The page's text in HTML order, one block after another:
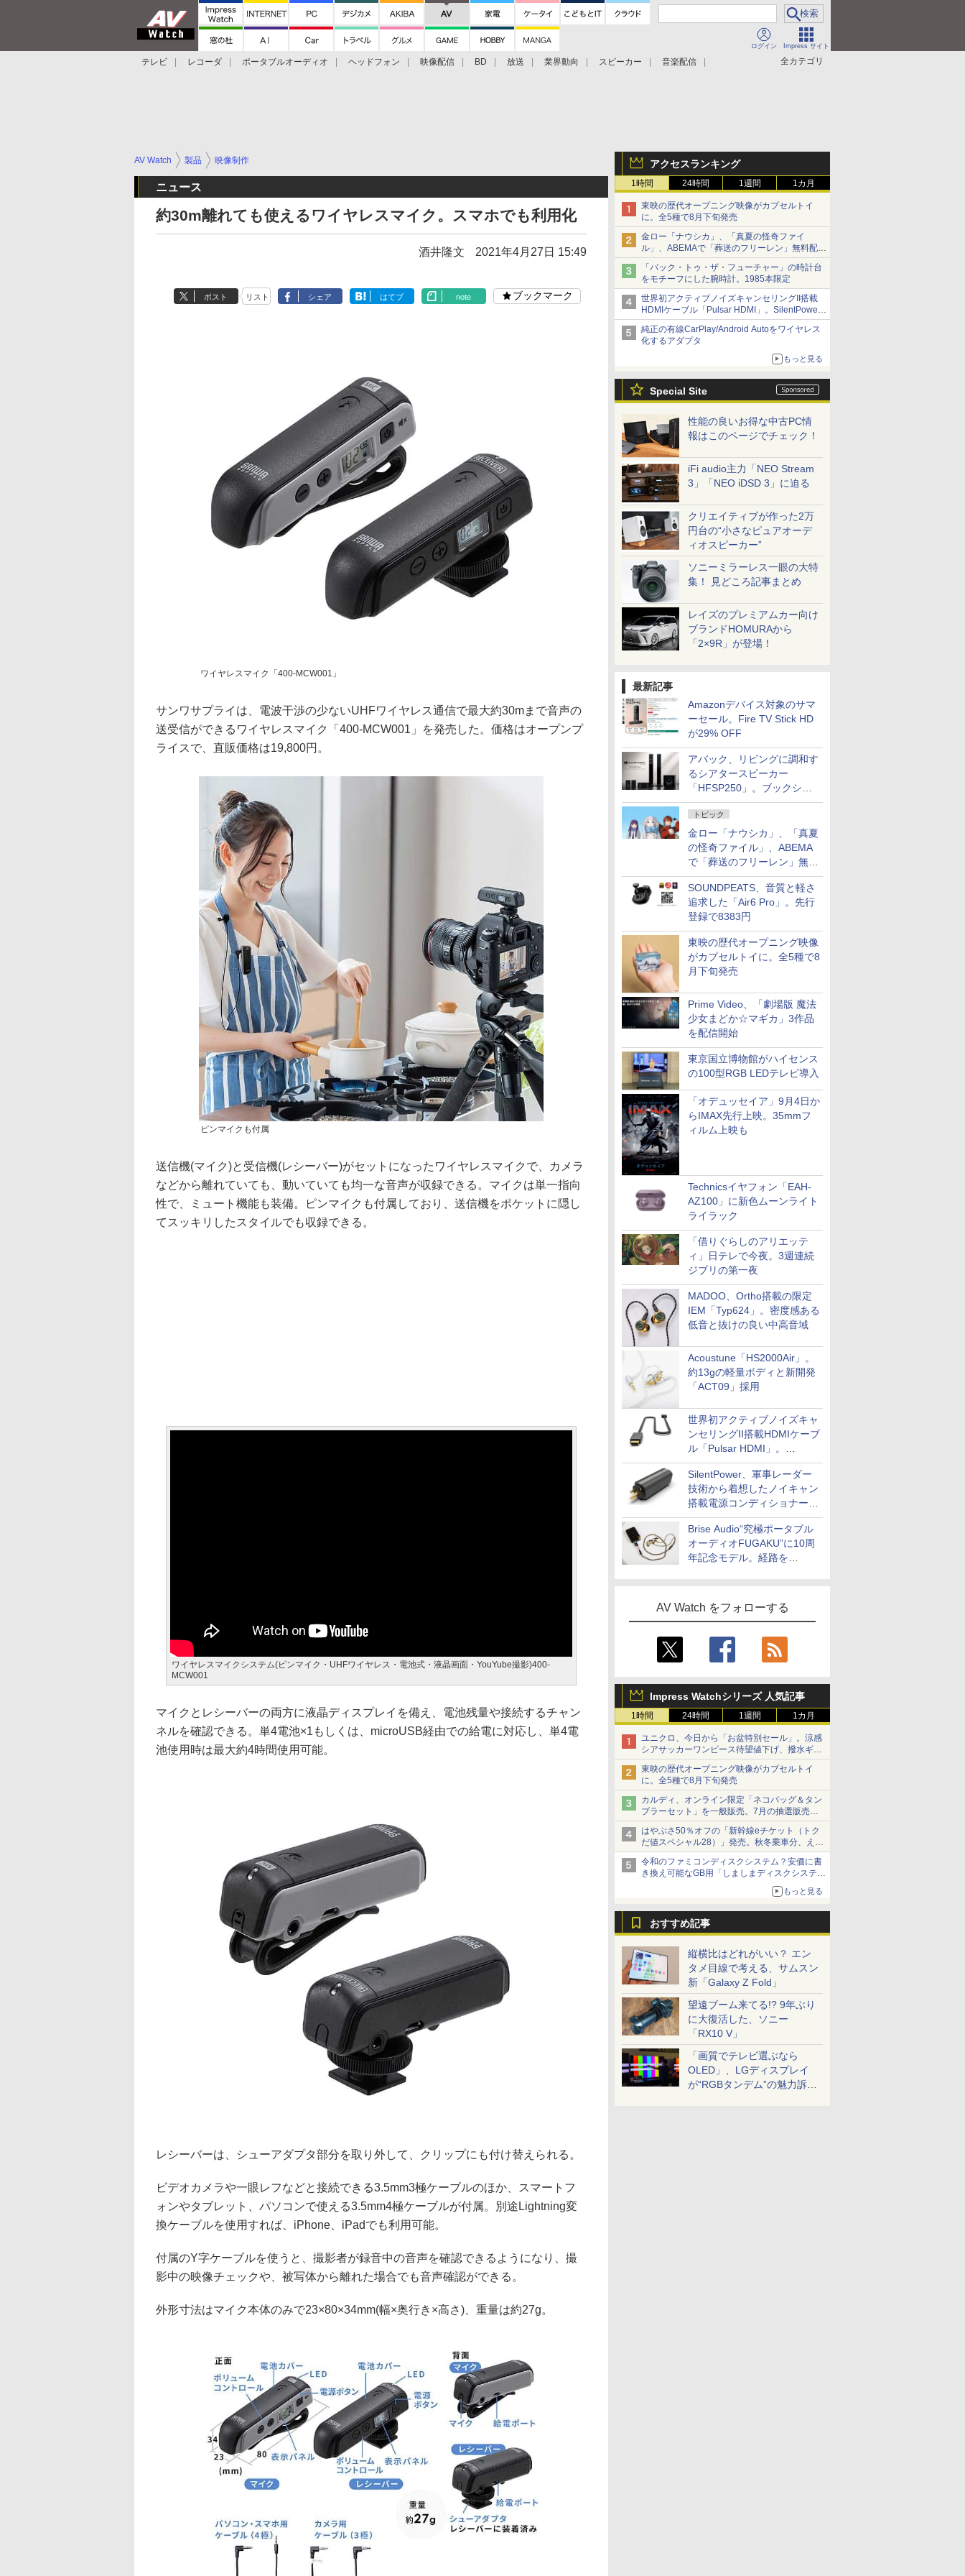
ログイン Impress サイト
全カテゴリ
テレビ レコーダ ポータブルオーディオ ヘッドフォン 映像配信 BD 放送 業界動向 スピーカー
音楽配信
アクセスランキング
1時間 24時間 1週間 1カ月
東映の歴代オープニング映像がカプセルトイ
に。全5種で8月下旬発売
金ロー「ナウシカ」、「真夏の怪奇ファイ
ル」、ABEMAで「葬送のフリーレン」無料配信
など。夏の特番・配信情報
「バック・トゥ・ザ・フューチャー」の時計台
をモチーフにした腕時計。1985本限定
世界初アクティブノイズキャンセリングII搭載
HDMIケーブル「Pulsar HDMI」。SilentPower
から
純正の有線CarPlay/Android Autoをワイヤレス
化するアダプタ
もっと見る
Special Site
性能の良いお得な中古PC情
報はこのページでチェック！
iFi audio主力「NEO Stream
3」「NEO iDSD 3」に迫る
クリエイティブが作った2万
円台の“小さなピュアオーデ
ィオスピーカー”
ソニーミラーレス一眼の大特
集！ 見どころ記事まとめ
レイズのプレミアムカー向け
ブランドHOMURAから
「2×9R」が登場！
最新記事
Amazonデバイス対象のサマ
ーセール。Fire TV Stick HD
が29% OFF
アバック、リビングに調和す
るシアタースピーカー
「HFSP250」。ブックシェ
ルフはペア3万円以下
トピック
金ロー「ナウシカ」、「真夏
の怪奇ファイル」、ABEMA
で「葬送のフリーレン」無料
配信など。夏の特番・配信情
報
SOUNDPEATS、音質と軽さ
追求した「Air6 Pro」。先行
登録で8383円
東映の歴代オープニング映像
がカプセルトイに。全5種で8
月下旬発売
Prime Video、「劇場版 魔法
少女まどか☆マギカ」3作品
を配信開始
東京国立博物館がハイセンス
の100型RGB LEDテレビ導入
「オデュッセイア」9月4日か
らIMAX先行上映。35mmフ
ィルム上映も
Technicsイヤフォン「EAH-
AZ100」に新色ムーンライト
ライラック
「借りぐらしのアリエッテ
ィ」日テレで今夜。3週連続
ジブリの第一夜
MADOO、Ortho搭載の限定
IEM「Typ624」。密度感ある
低音と抜けの良い中高音域
Acoustune「HS2000Air」。
約13gの軽量ボディと新開発
「ACT09」採用
世界初アクティブノイズキャ
ンセリングII搭載HDMIケーブ
ル「Pulsar HDMI」。
SilentPowerから
SilentPower、軍事レーダー
技術から着想したノイキャン
搭載電源コンディショナー
「AC iPurifier2」
Brise Audio“究極ポータブル
オーディオFUGAKU”に10周
年記念モデル。経路を
AV Watch をフォローする
Impress Watchシリーズ 人気記事
1時間 24時間 1週間 1カ月
ユニクロ、今日から「お盆特別セール」。涼感
シアサッカーワンピース待望値下げ、撥水ギア
ショーツは1990円に
東映の歴代オープニング映像がカプセルトイ
に。全5種で8月下旬発売
カルディ、オンライン限定「ネコバッグ＆タン
ブラーセット」を一般販売。7月の抽選販売の
当選無効分
はやぶさ50％オフの「新幹線eチケット（トク
だ値スペシャル28）」発売。秋冬乗車分、えき
ねっと限定
令和のファミコンディスクシステム？安価に書
き換え可能なGB用「しましまディスクシステ
もっと見る
おすすめ記事
縦横比はどれがいい？ エン
タメ目線で考える、サムスン
新「Galaxy Z Fold」
望遠ブーム来てる!? 9年ぶり
に大復活した、ソニー
「RX10 V」
「画質でテレビ選ぶなら
OLED」、LGディスプレイ
が“RGBタンデム”の魅力訴
AV Watch 製品 映像制作
ニュース
約30m離れても使えるワイヤレスマイク。スマホでも利用化
酒井隆文 2021年4月27日 15:49
ポスト リスト シェア はてブ note ブックマーク
ワイヤレスマイク「400-MCW001」
サンワサプライは、電波干渉の少ないUHFワイヤレス通信で最大約30mまで音声の
送受信ができるワイヤレスマイク「400-MCW001」を発売した。価格はオープンプ
ライスで、直販価格は19,800円。
ピンマイクも付属
送信機(マイク)と受信機(レシーバー)がセットになったワイヤレスマイクで、カメラ
などから離れていても、動いていても均一な音声が収録できる。マイクは単一指向
性で、ミュート機能も装備。ピンマイクも付属しており、送信機をポケットに隠し
てスッキリしたスタイルでも収録できる。
ワイヤレスマイクシステム(ピンマイク・UHFワイヤレス・電池式・液晶画面・YouYube撮影)400-
MCW001
マイクとレシーバーの両方に液晶ディスプレイを備え、電池残量や接続するチャン
ネルを確認できる。単4電池×1もしくは、microUSB経由での給電に対応し、単4電
池使用時は最大約4時間使用可能。
レシーバーは、シューアダプタ部分を取り外して、クリップにも付け替えられる。
ビデオカメラや一眼レフなどと接続できる3.5mm3極ケーブルのほか、スマートフ
ォンやタブレット、パソコンで使える3.5mm4極ケーブルが付属。別途Lightning変
換ケーブルを使用すれば、iPhone、iPadでも利用可能。
付属のY字ケーブルを使うと、撮影者が録音中の音声を確認できるようになり、撮
影中の映像チェックや、被写体から離れた場合でも音声確認ができる。
外形寸法はマイク本体のみで23×80×34mm(幅×奥行き×高さ)、重量は約27g。